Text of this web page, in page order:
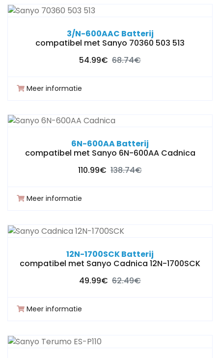
3/N-600AAC Batterij
compatibel met Sanyo 70360 503 513
54.99€ 68.74€
Meer informatie
6N-600AA Batterij
compatibel met Sanyo 6N-600AA Cadnica
110.99€ 138.74€
Meer informatie
12N-1700SCK Batterij
compatibel met Sanyo Cadnica 12N-1700SCK
49.99€ 62.49€
Meer informatie